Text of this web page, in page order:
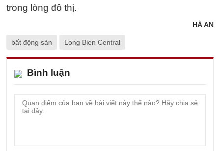
trong lòng đô thị.
HÀ AN
bất động sản Long Bien Central
Bình luận